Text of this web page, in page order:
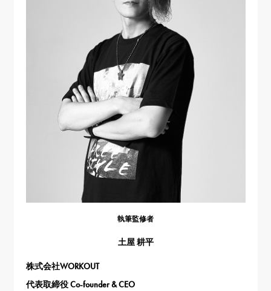
執筆監修者
土屋 耕平
株式会社WORKOUT
代表取締役 Co-founder & CEO